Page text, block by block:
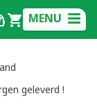
MENU
geleverd !